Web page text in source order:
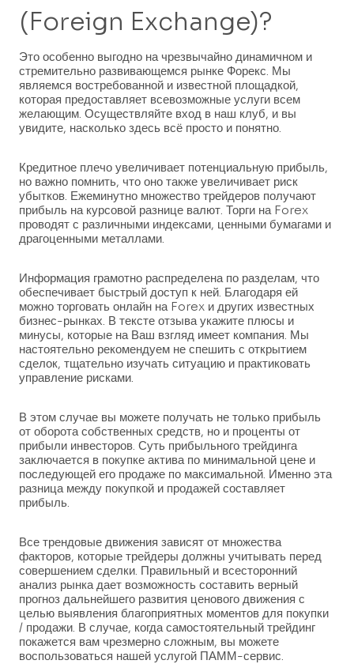
(Foreign Exchange)?
Это особенно выгодно на чрезвычайно динамичном и
стремительно развивающемся рынке Форекс. Мы
являемся востребованной и известной площадкой,
которая предоставляет всевозможные услуги всем
желающим. Осуществляйте вход в наш клуб, и вы
увидите, насколько здесь всё просто и понятно.
Кредитное плечо увеличивает потенциальную прибыль,
но важно помнить, что оно также увеличивает риск
убытков. Ежеминутно множество трейдеров получают
прибыль на курсовой разнице валют. Торги на Forex
проводят с различными индексами, ценными бумагами и
драгоценными металлами.
Информация грамотно распределена по разделам, что
обеспечивает быстрый доступ к ней. Благодаря ей
можно торговать онлайн на Forex и других известных
бизнес-рынках. В тексте отзыва укажите плюсы и
минусы, которые на Ваш взгляд имеет компания. Мы
настоятельно рекомендуем не спешить с открытием
сделок, тщательно изучать ситуацию и практиковать
управление рисками.
В этом случае вы можете получать не только прибыль
от оборота собственных средств, но и проценты от
прибыли инвесторов. Суть прибыльного трейдинга
заключается в покупке актива по минимальной цене и
последующей его продаже по максимальной. Именно эта
разница между покупкой и продажей составляет
прибыль.
Все трендовые движения зависят от множества
факторов, которые трейдеры должны учитывать перед
совершением сделки. Правильный и всесторонний
анализ рынка дает возможность составить верный
прогноз дальнейшего развития ценового движения с
целью выявления благоприятных моментов для покупки
/ продажи. В случае, когда самостоятельный трейдинг
покажется вам чрезмерно сложным, вы можете
воспользоваться нашей услугой ПАММ-сервис.